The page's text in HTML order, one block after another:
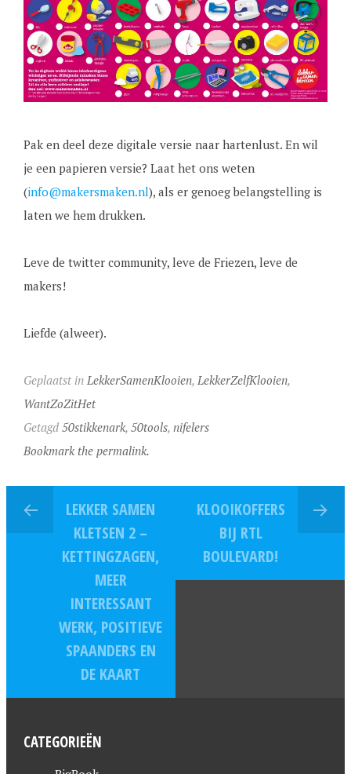
Pak en deel deze digitale versie naar hartenlust. En wil
je een papieren versie? Laat het ons weten
(info@makersmaken.nl), als er genoeg belangstelling is
laten we hem drukken.
Leve de twitter community, leve de Friezen, leve de
makers!
Liefde (alweer).
Geplaatst in LekkerSamenKlooien, LekkerZelfKlooien,
WantZoZitHet
Getagd 50stikkenark, 50tools, nifelers
Bookmark the permalink.
LEKKER SAMEN
KLETSEN 2 –
KETTINGZAGEN,
MEER
INTERESSANT
WERK, POSITIEVE
SPAANDERS EN
DE KAART
KLOOIKOFFERS
BIJ RTL
BOULEVARD!
CATEGORIEËN